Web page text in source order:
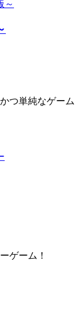
つ単純なゲーム
ゲーム！